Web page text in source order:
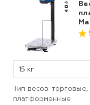
15 кг
Тип весов: торговые,
платформенные